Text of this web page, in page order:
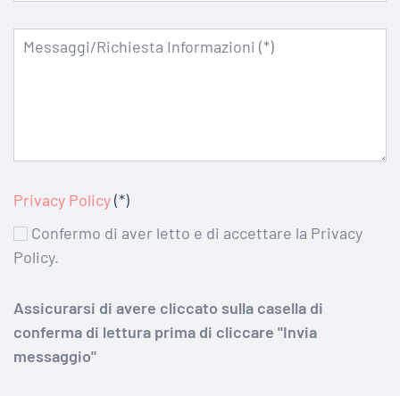
Privacy Policy(*)
Policy.
Assicurarsi di avere cliccato sulla casella di
conferma di lettura prima di cliccare "Invia
messaggio"